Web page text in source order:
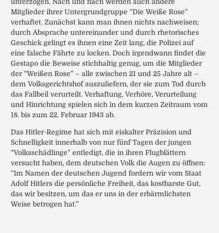
Mitglieder ihrer Untergrundgruppe “Die Weiße Rose”
verhaftet. Zunächst kann man ihnen nichts nachweisen;
durch Absprache untereinander und durch rhetorisches
Geschick gelingt es ihnen eine Zeit lang, die Polizei auf
eine falsche Fährte zu locken. Doch irgendwann findet die
Gestapo die Beweise stichhaltig genug, um die Mitglieder
der “Weißen Rose” – alle zwischen 21 und 25 Jahre alt –
dem Volksgerichtshof auszuliefern, der sie zum Tod durch
das Fallbeil verurteilt. Verhaftung, Verhöre, Verurteilung
und Hinrichtung spielen sich in dem kurzen Zeitraum vom
18. bis zum 22. Februar 1943 ab.
Das Hitler-Regime hat sich mit eiskalter Präzision und
Schnelligkeit innerhalb von nur fünf Tagen der jungen
“Volksschädlinge” entledigt, die in ihren Flugblättern
versucht haben, dem deutschen Volk die Augen zu öffnen:
“Im Namen der deutschen Jugend fordern wir vom Staat
Adolf Hitlers die persönliche Freiheit, das kostbarste Gut,
das wir besitzen, um das er uns in der erbärmlichsten
Weise betrogen hat.”